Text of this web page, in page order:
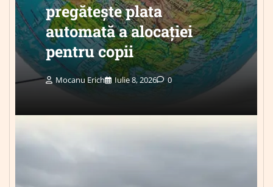
pregătește plata
automată a alocației
pentru copii
Mocanu Erich Iulie 8, 2026 0